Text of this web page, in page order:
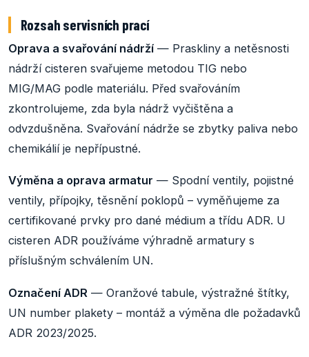
Rozsah servisních prací
Oprava a svařování nádrží — Praskliny a netěsnosti
nádrží cisteren svařujeme metodou TIG nebo
MIG/MAG podle materiálu. Před svařováním
zkontrolujeme, zda byla nádrž vyčištěna a
odvzdušněna. Svařování nádrže se zbytky paliva nebo
chemikálií je nepřípustné.
Výměna a oprava armatur — Spodní ventily, pojistné
ventily, přípojky, těsnění poklopů – vyměňujeme za
certifikované prvky pro dané médium a třídu ADR. U
cisteren ADR používáme výhradně armatury s
příslušným schválením UN.
Označení ADR — Oranžové tabule, výstražné štítky,
UN number plakety – montáž a výměna dle požadavků
ADR 2023/2025.